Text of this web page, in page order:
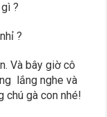
?
?
Và bây giờ cô
lắng nghe và
chú gà con nhé!